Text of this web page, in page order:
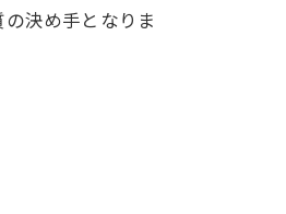
決め手となりま